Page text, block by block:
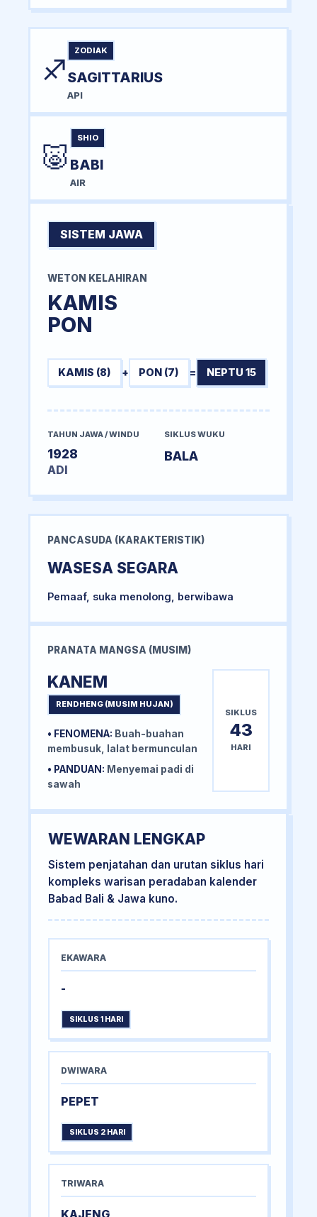
♐
ZODIAK
SAGITTARIUS
API
🐷
SHIO
BABI
AIR
SISTEM JAWA
WETON KELAHIRAN
KAMIS
PON
KAMIS (8) + PON (7) = NEPTU 15
TAHUN JAWA / WINDU
1928
ADI
SIKLUS WUKU
BALA
PANCASUDA (KARAKTERISTIK)
WASESA SEGARA
Pemaaf, suka menolong, berwibawa
PRANATA MANGSA (MUSIM)
KANEM
RENDHENG (MUSIM HUJAN)
• FENOMENA: Buah-buahan
membusuk, lalat bermunculan
• PANDUAN: Menyemai padi di
sawah
SIKLUS
43
HARI
WEWARAN LENGKAP
Sistem penjatahan dan urutan siklus hari
kompleks warisan peradaban kalender
Babad Bali & Jawa kuno.
EKAWARA
-
SIKLUS 1 HARI
DWIWARA
PEPET
SIKLUS 2 HARI
TRIWARA